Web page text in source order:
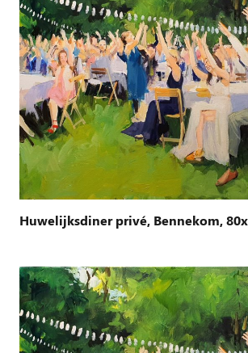
Huwelijksdiner privé, Bennekom,